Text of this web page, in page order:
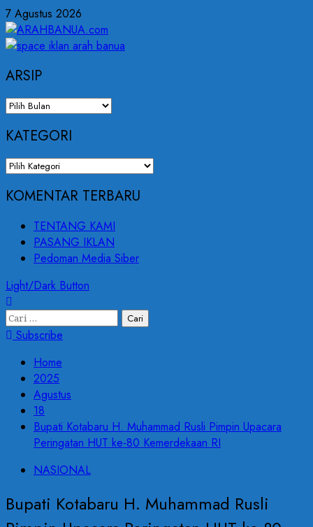
7 Agustus 2026
ARSIP
KATEGORI
KOMENTAR TERBARU
TENTANG KAMI
PASANG IKLAN
Pedoman Media Siber
Light/Dark Button
Subscribe
Home
2025
Agustus
18
Bupati Kotabaru H. Muhammad Rusli Pimpin Upacara
Peringatan HUT ke-80 Kemerdekaan RI
NASIONAL
Bupati Kotabaru H. Muhammad Rusli